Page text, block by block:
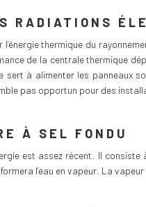
RADIATIONS
l’énergie thermique du
de la centrale thermique
sert à alimenter les panneaux
pas opportun pour des
À SEL FONDU
est assez récent. Il
l’eau en vapeur. La